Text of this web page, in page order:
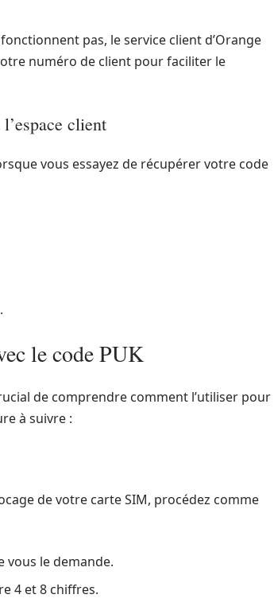
pas, le service client d’Orange
numéro de client pour faciliter le
client
vous essayez de récupérer votre code
le code PUK
de comprendre comment l’utiliser pour
à suivre :
de votre carte SIM, procédez comme
vous le demande.
4 et 8 chiffres.